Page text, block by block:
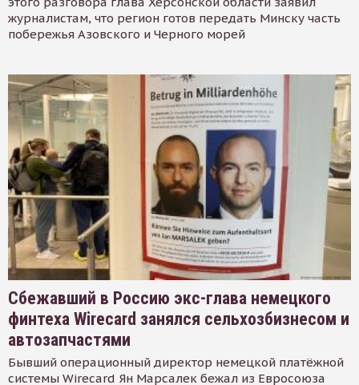
журналистам, что регион готов передать Минску часть
побережья Азовского и Черного морей
Сбежавший в Россию экс-глава немецкого
финтеха Wirecard занялся сельхозбизнесом и
автозапчастями
Бывший операционный директор немецкой платёжной
системы Wirecard Ян Марсалек бежал из Евросоюза